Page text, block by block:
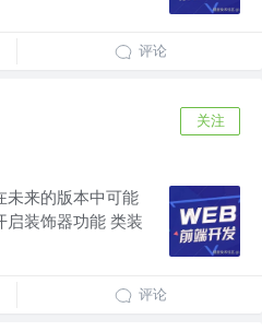
评论
关注
未来的版本中可能
启装饰器功能 类装
评论